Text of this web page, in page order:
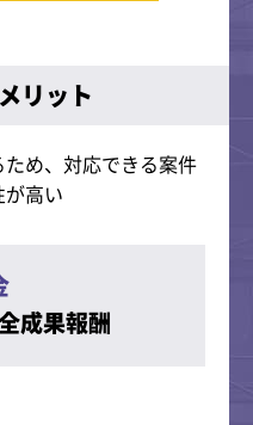
リット
め、対応できる案件
高い
成果報酬